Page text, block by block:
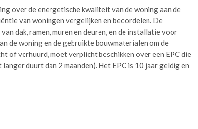
over de energetische kwaliteit van de woning aan de
van woningen vergelijken en beoordelen. De
dak, ramen, muren en deuren, en de installatie voor
de woning en de gebruikte bouwmaterialen om de
of verhuurd, moet verplicht beschikken over een EPC die
duurt dan 2 maanden). Het EPC is 10 jaar geldig en